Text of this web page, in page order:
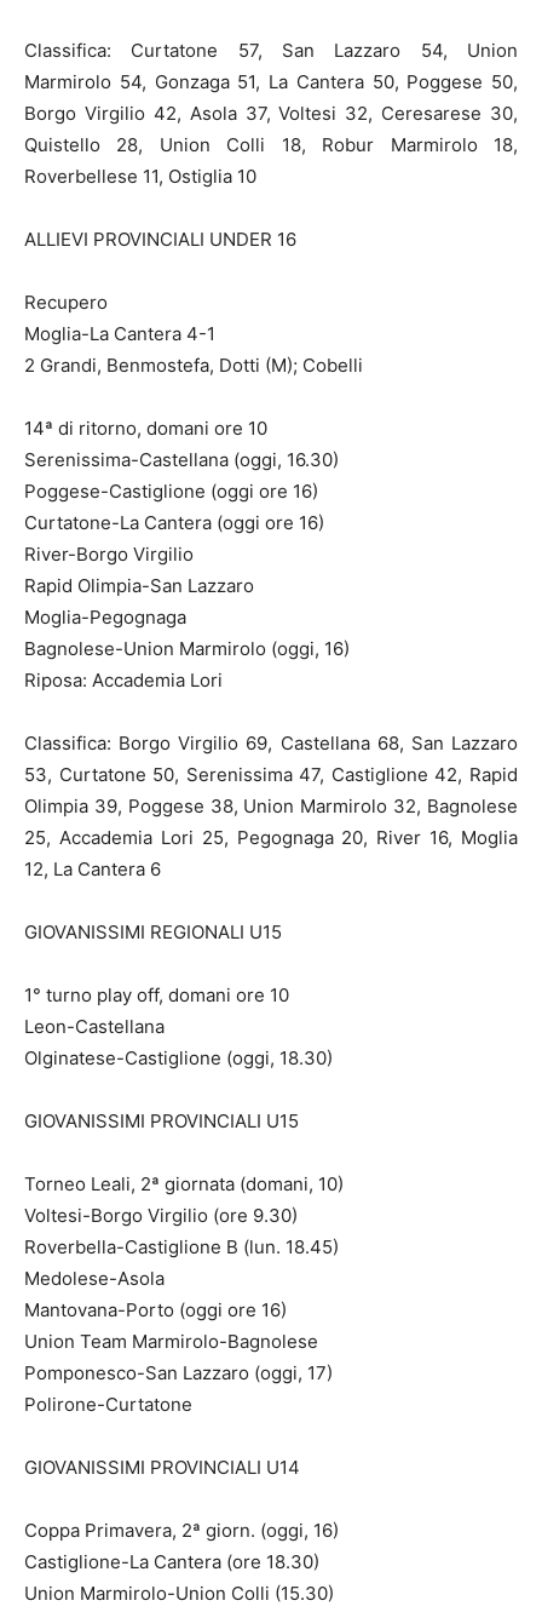
Classifica: Curtatone 57, San Lazzaro 54, Union
Marmirolo 54, Gonzaga 51, La Cantera 50, Poggese 50,
Borgo Virgilio 42, Asola 37, Voltesi 32, Ceresarese 30,
Quistello 28, Union Colli 18, Robur Marmirolo 18,
Roverbellese 11, Ostiglia 10
ALLIEVI PROVINCIALI UNDER 16
Recupero
Moglia-La Cantera 4-1
2 Grandi, Benmostefa, Dotti (M); Cobelli
14ª di ritorno, domani ore 10
Serenissima-Castellana (oggi, 16.30)
Poggese-Castiglione (oggi ore 16)
Curtatone-La Cantera (oggi ore 16)
River-Borgo Virgilio
Rapid Olimpia-San Lazzaro
Moglia-Pegognaga
Bagnolese-Union Marmirolo (oggi, 16)
Riposa: Accademia Lori
Classifica: Borgo Virgilio 69, Castellana 68, San Lazzaro
53, Curtatone 50, Serenissima 47, Castiglione 42, Rapid
Olimpia 39, Poggese 38, Union Marmirolo 32, Bagnolese
25, Accademia Lori 25, Pegognaga 20, River 16, Moglia
12, La Cantera 6
GIOVANISSIMI REGIONALI U15
1° turno play off, domani ore 10
Leon-Castellana
Olginatese-Castiglione (oggi, 18.30)
GIOVANISSIMI PROVINCIALI U15
Torneo Leali, 2ª giornata (domani, 10)
Voltesi-Borgo Virgilio (ore 9.30)
Roverbella-Castiglione B (lun. 18.45)
Medolese-Asola
Mantovana-Porto (oggi ore 16)
Union Team Marmirolo-Bagnolese
Pomponesco-San Lazzaro (oggi, 17)
Polirone-Curtatone
GIOVANISSIMI PROVINCIALI U14
Coppa Primavera, 2ª giorn. (oggi, 16)
Castiglione-La Cantera (ore 18.30)
Union Marmirolo-Union Colli (15.30)